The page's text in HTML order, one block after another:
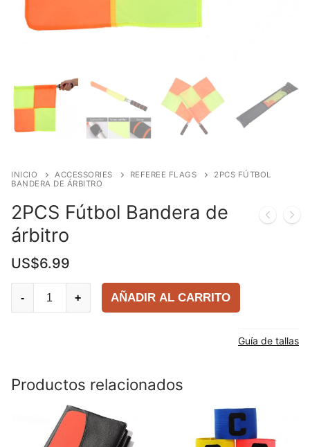
INICIO ACCESSORIES REFEREE FLAGS
2PCS FÚTBOL
BANDERA DE ÁRBITRO
2PCS Fútbol Bandera de
árbitro
US$6.99
quantity
- + AÑADIR AL CARRITO
Guía de tallas
Productos relacionados